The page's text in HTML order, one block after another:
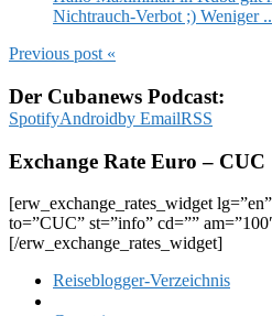
Nichtrauch-Verbot ;) Weniger
Previous post «
Der Cubanews Podcast:
SpotifyAndroidby EmailRSS
Exchange Rate Euro – CUC
[erw_exchange_rates_widget
to=”CUC” st=”info” cd=””
[/erw_exchange_rates_widget]
Reiseblogger-Verzeichnis